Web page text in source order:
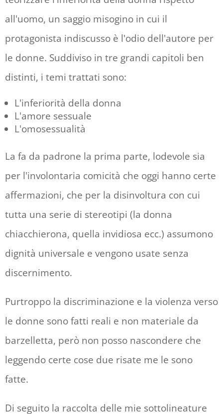
all'uomo, un saggio misogino in cui il
protagonista indiscusso è l'odio dell'autore per
le donne. Suddiviso in tre grandi capitoli ben
distinti, i temi trattati sono:
L'inferiorità della donna
L'amore sessuale
L'omosessualità
La fa da padrone la prima parte, lodevole sia
per l'involontaria comicità che oggi hanno certe
affermazioni, che per la disinvoltura con cui
tutta una serie di stereotipi (la donna
chiacchierona, quella invidiosa ecc.) assumono
dignità universale e vengono usate senza
discernimento.
Purtroppo la discriminazione e la violenza verso
le donne sono fatti reali e non materiale da
barzelletta, però non posso nascondere che
leggendo certe cose due risate me le sono
fatte.
Di seguito la raccolta delle mie sottolineature